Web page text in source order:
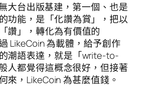
大台出版基建，第一個、也是
功能，是「化讚為賞」，把以
讚」，轉化為有價值的
LikeCoin 為載體，給予創作
潮語表達，就是「write-to-
人都覺得這概念很好，但接著
來，LikeCoin 為甚麼值錢。